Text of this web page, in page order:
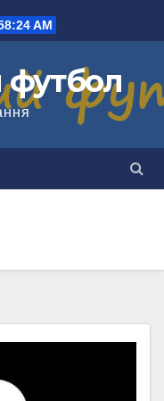
AM
футбол